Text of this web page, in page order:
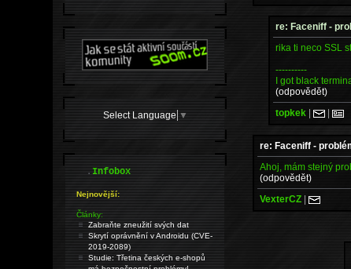
re: Faceniff -
rika ti neco SSL
----------
I got black
(odpovědět)
topkek | |
re: Faceniff -
Ahoj, mám stejný
(odpovědět)
VexterCZ |
Select Language ▼
.Infobox
Nejnovější:
Články:
Zabraňte zneužití svých dat
Skrytí oprávnění v Androidu (CVE-
2019-2089)
Studie: Třetina českých e-shopů